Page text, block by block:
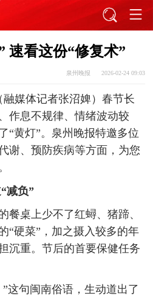
速看这份“修复术”
泉州晚报 2026-02-24 09:03
融媒体记者张沼婢）春节长
作息不规律、情绪波动较
“黄灯”。泉州晚报特邀多位
谢、预防疾病等方面，为您
减负”
餐桌上少不了红蟳、猪蹄、
“硬菜”，加之摄入较多的年
沉重。节后的首要保健任务
这句闽南俗语，生动道出了